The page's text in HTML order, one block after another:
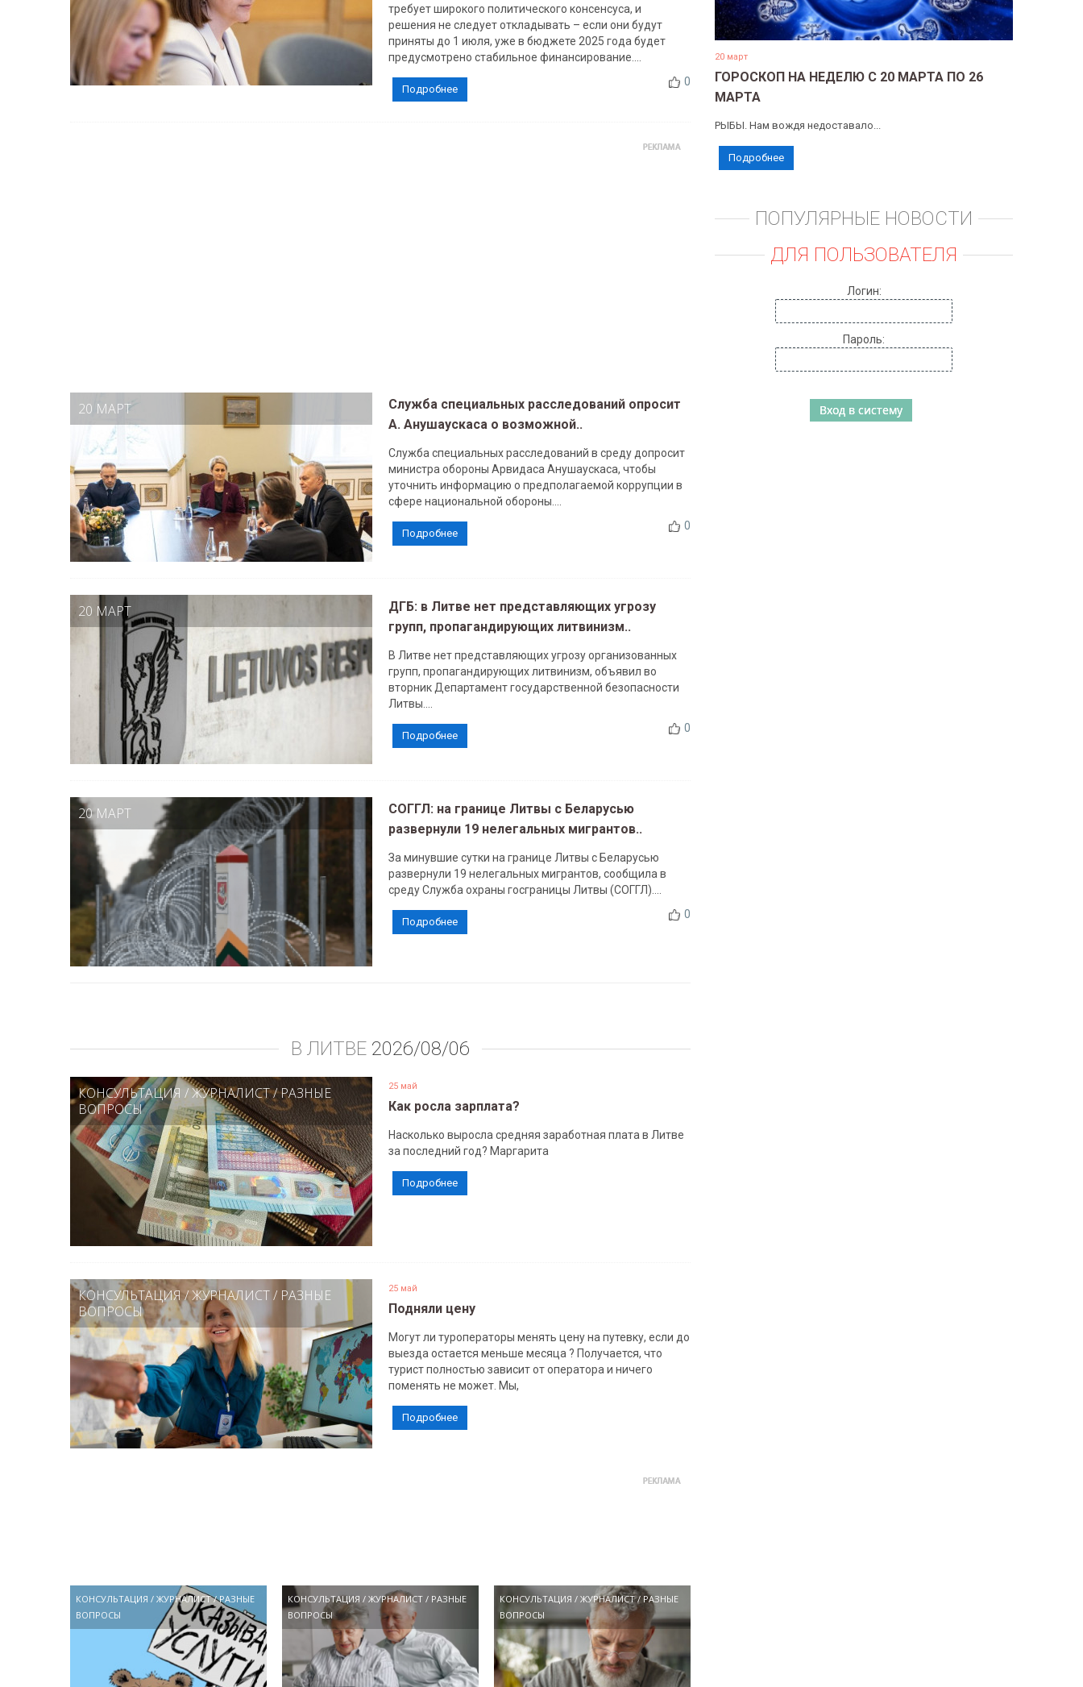
требует широкого политического консенсуса, и
решения не следует откладывать – если они будут
приняты до 1 июля, уже в бюджете 2025 года будет
предусмотрено стабильное финансирование....
0
Подробнее
20 МАРТ
Служба специальных расследований опросит
А. Анушаускаса о возможной..
Служба специальных расследований в среду допросит
министра обороны Арвидаса Анушаускаса, чтобы
уточнить информацию о предполагаемой коррупции в
сфере национальной обороны....
0
Подробнее
20 МАРТ
ДГБ: в Литве нет представляющих угрозу
групп, пропагандирующих литвинизм..
В Литве нет представляющих угрозу организованных
групп, пропагандирующих литвинизм, объявил во
вторник Департамент государственной безопасности
Литвы....
0
Подробнее
20 МАРТ
СОГГЛ: на границе Литвы с Беларусью
развернули 19 нелегальных мигрантов..
За минувшие сутки на границе Литвы с Беларусью
развернули 19 нелегальных мигрантов, сообщила в
среду Служба охраны госграницы Литвы (СОГГЛ)....
0
Подробнее
В ЛИТВЕ 2026/08/06
КОНСУЛЬТАЦИЯ /ЖУРНАЛИСТ/РАЗНЫЕ
ВОПРОСЫ
25 май
Как росла зарплата?
Насколько выросла средняя заработная плата в Литве
за последний год? Маргарита
Подробнее
КОНСУЛЬТАЦИЯ/ЖУРНАЛИСТ/ РАЗНЫЕ
ВОПРОСЫ
25 май
Подняли цену
Могут ли туроператоры менять цену на путевку, если до
выезда остается меньше месяца ? Получается, что
турист полностью зависит от оператора и ничего
поменять не может. Мы,
Подробнее
КОНСУЛЬТАЦИЯ / ЖУРНАЛИСТ/РАЗНЫЕ
ВОПРОСЫ
КОНСУЛЬТАЦИЯ /ЖУРНАЛИСТ / РАЗНЫЕ
ВОПРОСЫ
КОНСУЛЬТАЦИЯ /ЖУРНАЛИСТ/ РАЗНЫЕ
ВОПРОСЫ
20 март
ГОРОСКОП НА НЕДЕЛЮ С 20 МАРТА ПО 26
МАРТА
РЫБЫ. Нам вождя недоставало...
Подробнее
ПОПУЛЯРНЫЕ НОВОСТИ
ДЛЯ ПОЛЬЗОВАТЕЛЯ
Логин:
Пароль: